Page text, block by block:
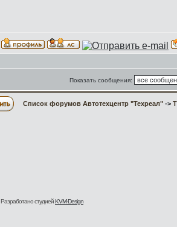
Показать сообщения:
Список форумов Автотехцентр "Техреал" ->
Разработано студиейKVM-Design